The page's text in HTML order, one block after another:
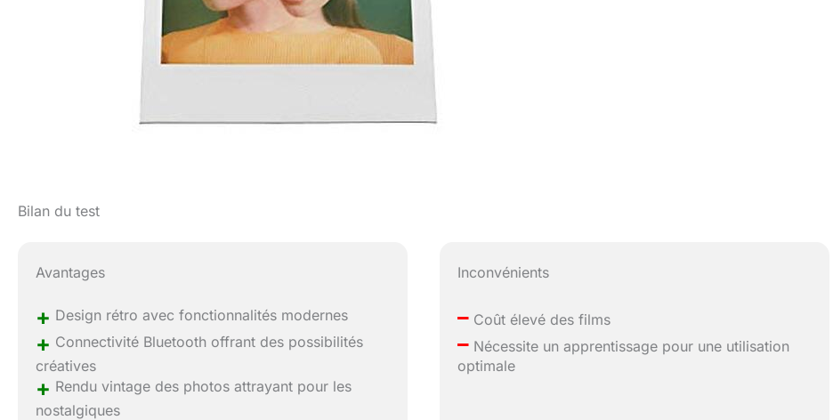
Bilan du test
Avantages
+ Design rétro avec fonctionnalités modernes
+ Connectivité Bluetooth offrant des possibilités
créatives
+ Rendu vintage des photos attrayant pour les
nostalgiques
Inconvénients
– Coût élevé des films
– Nécessite un apprentissage pour une utilisation
optimale